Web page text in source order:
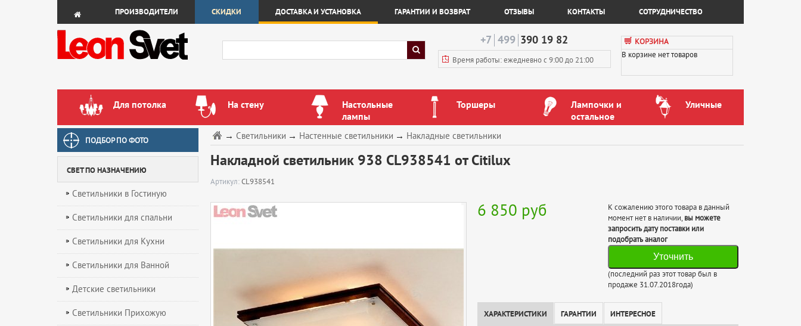
ПРОИЗВОДИТЕЛИ СКИДКИ ДОСТАВКА И УСТАНОВКА ГАРАНТИИ И ВОЗВРАТ ОТЗЫВЫ КОНТАКТЫ СОТРУДНИЧЕСТВО
+7 499 390 19 82
Время работы: ежедневнос 9:00 до 21:00
КОРЗИНА
В корзине нет товаров
Для потолка На стену
Настольные
лампы
Торшеры
Лампочки и
остальное
Уличные
ПОДБОР ПО ФОТО
СВЕТ ПО НАЗНАЧЕНИЮ
Светильники в Гостиную
Светильники для спальни
Светильники для Кухни
Светильники для Ванной
Детские светильники
Светильники Прихожую
→ Накладные светильники
→ Настенные светильники
→ Светильники
Накладной светильник 938 CL938541 от Citilux
Артикул:CL938541
6 850 руб
К сожалению этого товара в данный
момент нет в наличии, вы можете
запросить дату поставки или
подобрать аналог
Уточнить
(последний раз этот товар был в
продаже 31.07.2018года)
ХАРАКТЕРИСТИКИ ГАРАНТИИ ИНТЕРЕСНОЕ